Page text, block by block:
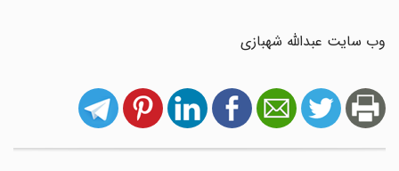
وب سایت عبدالله شهبازی